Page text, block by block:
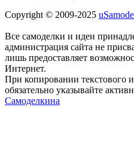
Copyright © 2009-2025
Все самоделки и идеи
администрация сайта не
лишь предоставляет
Интернет.
При копировании текстового
обязательно указывайте
Самоделкина